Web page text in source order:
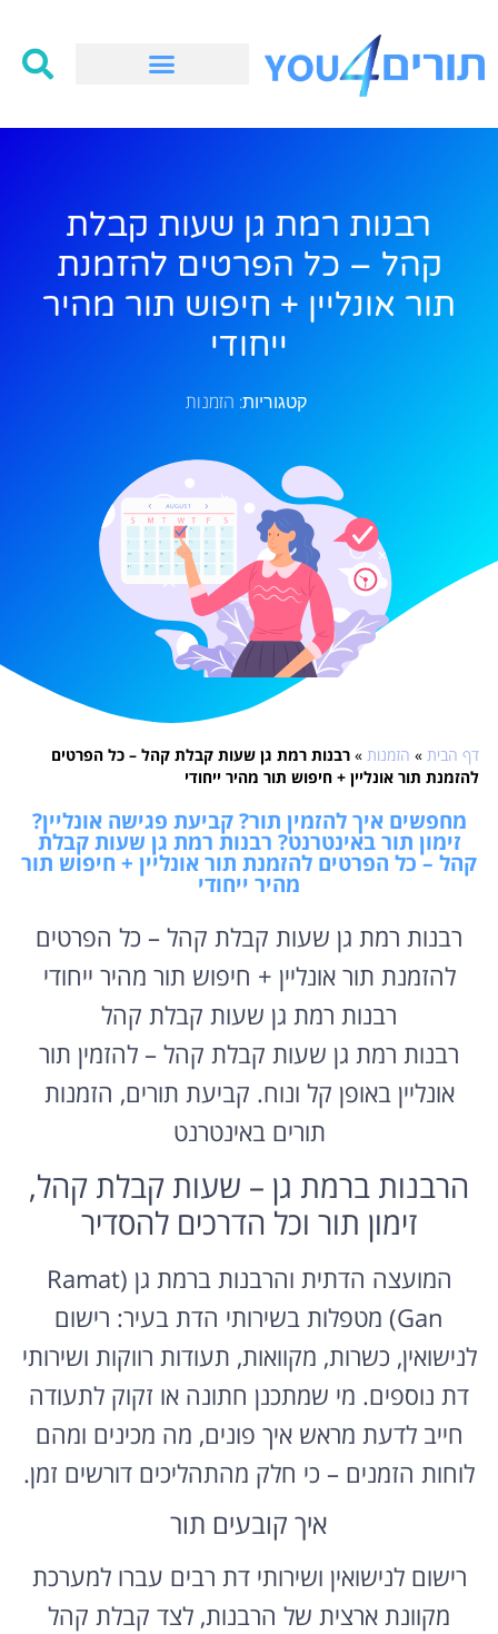
רבנות רמת גן שעות קבלת
קהל – כל הפרטים להזמנת
תור אונליין + חיפוש תור מהיר
ייחודי
קטגוריות: הזמנות
דף הבית » הזמנות » רבנות רמת גן שעות קבלת קהל – כל הפרטים
להזמנת תור אונליין + חיפוש תור מהיר ייחודי
מחפשים איך להזמין תור? קביעת פגישה אונליין?
זימון תור באינטרנט? רבנות רמת גן שעות קבלת
קהל – כל הפרטים להזמנת תור אונליין + חיפוש תור
מהיר ייחודי
רבנות רמת גן שעות קבלת קהל – כל הפרטים
להזמנת תור אונליין + חיפוש תור מהיר ייחודי
רבנות רמת גן שעות קבלת קהל
רבנות רמת גן שעות קבלת קהל – להזמין תור
אונליין באופן קל ונוח. קביעת תורים, הזמנות
תורים באינטרנט
הרבנות ברמת גן – שעות קבלת קהל,
זימון תור וכל הדרכים להסדיר
המועצה הדתית והרבנות ברמת גן (Ramat
Gan) מטפלות בשירותי הדת בעיר: רישום
לנישואין, כשרות, מקוואות, תעודות רווקות ושירותי
דת נוספים. מי שמתכנן חתונה או זקוק לתעודה
חייב לדעת מראש איך פונים, מה מכינים ומהם
לוחות הזמנים – כי חלק מהתהליכים דורשים זמן.
איך קובעים תור
רישום לנישואין ושירותי דת רבים עברו למערכת
מקוונת ארצית של הרבנות, לצד קבלת קהל